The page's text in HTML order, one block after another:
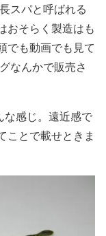
スパと呼ばれる
おそらく製造はも
でも動画でも見て
なんかで販売さ
な感じ。遠近感で
ことで載せときま